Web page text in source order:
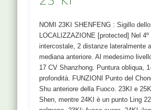
NOMI 23KI SHENFENG : Sigillo
LOCALIZZAZIONE [protected] Nel
intercostale, 2 distanze lateralmente
mediana anteriore. Al medesimo
17 CV Shanzhong. Puntura obliqua,
profondità. FUNZIONI Punto del
Shu anteriore della Fuoco. 23KI e
Shen, mentre 24KI è un punto Ling